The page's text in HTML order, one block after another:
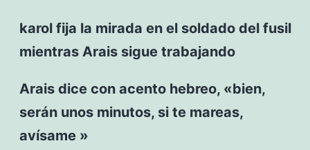
karol fija la mirada en el soldado del fusil
mientras Arais sigue trabajando
Arais dice con acento hebreo, «bien,
serán unos minutos, si te mareas,
avísame »